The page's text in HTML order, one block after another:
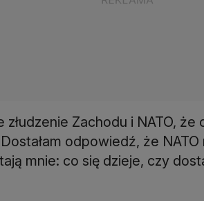
Zachodu i NATO,
odpowiedź, że NATO
mnie: co się dzieje, czy